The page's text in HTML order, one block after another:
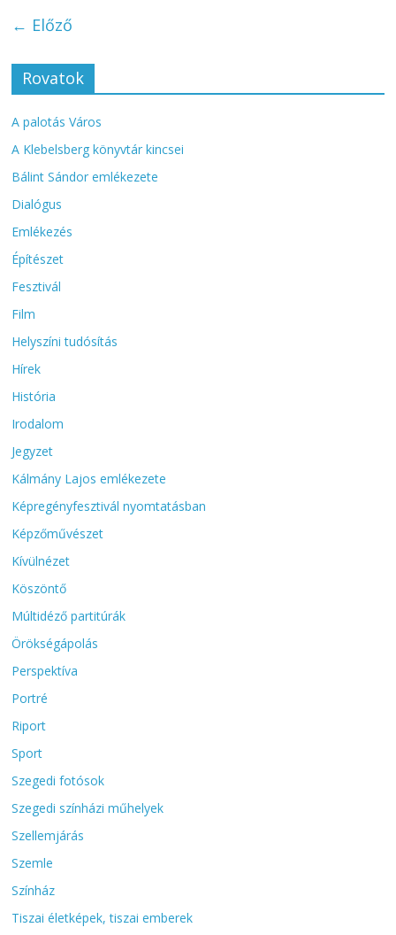
← Előző
Rovatok
A palotás Város
A Klebelsberg könyvtár kincsei
Bálint Sándor emlékezete
Dialógus
Emlékezés
Építészet
Fesztivál
Film
Helyszíni tudósítás
Hírek
História
Irodalom
Jegyzet
Kálmány Lajos emlékezete
Képregényfesztivál nyomtatásban
Képzőművészet
Kívülnézet
Köszöntő
Múltidéző partitúrák
Örökségápolás
Perspektíva
Portré
Riport
Sport
Szegedi fotósok
Szegedi színházi műhelyek
Szellemjárás
Szemle
Színház
Tiszai életképek, tiszai emberek